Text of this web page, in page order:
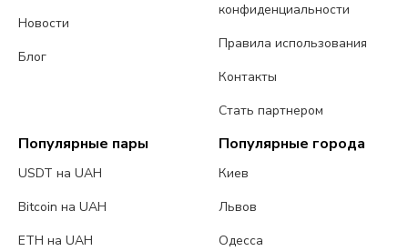
Новости
Блог
конфиденциальности
Правила использования
Контакты
Стать партнером
Популярные пары
USDT на UAH
Bitcoin на UAH
ETH на UAH
Популярные города
Киев
Львов
Одесса